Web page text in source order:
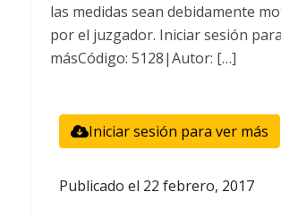
las medidas sean debidamente
por el juzgador. Iniciar sesión
másCódigo: 5128|Autor: […]
Iniciar sesión para ver más
Publicado el 22 febrero, 2017